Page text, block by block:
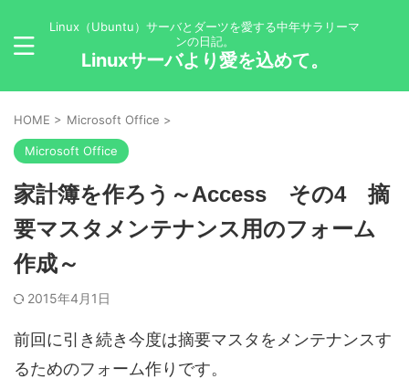
Linux（Ubuntu）サーバとダーツを愛する中年サラリーマ
ンの日記。
Linuxサーバより愛を込めて。
HOME > Microsoft Office >
Microsoft Office
家計簿を作ろう～Access その4 摘
要マスタメンテナンス用のフォーム
作成～
2015年4月1日
前回に引き続き今度は摘要マスタをメンテナンスす
るためのフォーム作りです。